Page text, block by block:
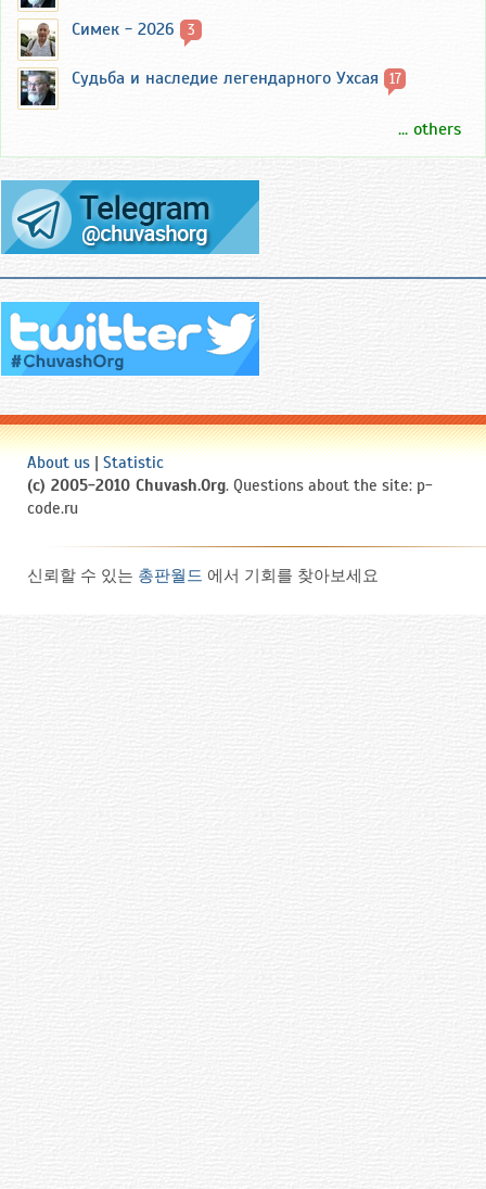
Симек - 2026 3
Судьба и наследие легендарного Ухсая 17
... others
About us | Statistic
(c) 2005-2010 Chuvash.Org. Questions about the site: p-
code.ru
신뢰할 수 있는 총판월드 에서 기회를 찾아보세요